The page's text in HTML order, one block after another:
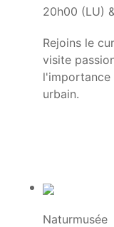
20h00 (LU)
Rejoins le
visite
l'importance
urbain.
Naturmusée